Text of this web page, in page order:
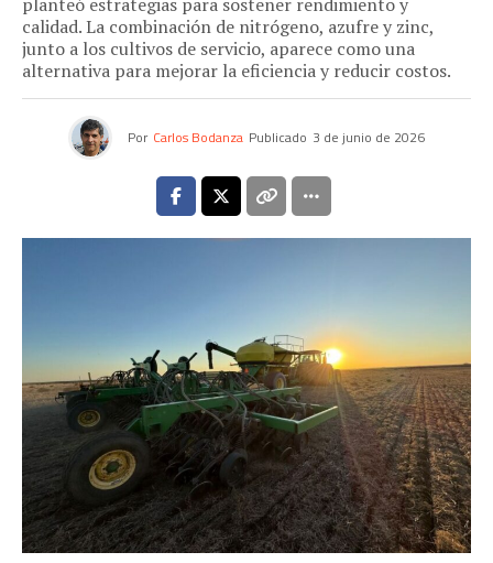
calidad. La combinación de nitrógeno, azufre y zinc,
junto a los cultivos de servicio, aparece como una
alternativa para mejorar la eficiencia y reducir costos.
Por Carlos Bodanza Publicado 3 de junio de 2026